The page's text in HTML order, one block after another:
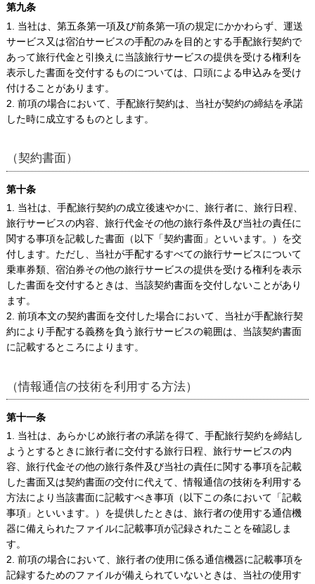
第九条
1. 当社は、第五条第一項及び前条第一項の規定にかかわらず、運送
サービス又は宿泊サービスの手配のみを目的とする手配旅行契約で
あって旅行代金と引換えに当該旅行サービスの提供を受ける権利を
表示した書面を交付するものについては、口頭による申込みを受け
付けることがあります。
2. 前項の場合において、手配旅行契約は、当社が契約の締結を承諾
した時に成立するものとします。
（契約書面）
第十条
1. 当社は、手配旅行契約の成立後速やかに、旅行者に、旅行日程、
旅行サービスの内容、旅行代金その他の旅行条件及び当社の責任に
関する事項を記載した書面（以下「契約書面」といいます。）を交
付します。ただし、当社が手配するすべての旅行サービスについて
乗車券類、宿泊券その他の旅行サービスの提供を受ける権利を表示
した書面を交付するときは、当該契約書面を交付しないことがあり
ます。
2. 前項本文の契約書面を交付した場合において、当社が手配旅行契
約により手配する義務を負う旅行サービスの範囲は、当該契約書面
に記載するところによります。
（情報通信の技術を利用する方法）
第十一条
1. 当社は、あらかじめ旅行者の承諾を得て、手配旅行契約を締結し
ようとするときに旅行者に交付する旅行日程、旅行サービスの内
容、旅行代金その他の旅行条件及び当社の責任に関する事項を記載
した書面又は契約書面の交付に代えて、情報通信の技術を利用する
方法により当該書面に記載すべき事項（以下この条において「記載
事項」といいます。）を提供したときは、旅行者の使用する通信機
器に備えられたファイルに記載事項が記録されたことを確認しま
す。
2. 前項の場合において、旅行者の使用に係る通信機器に記載事項を
記録するためのファイルが備えられていないときは、当社の使用す